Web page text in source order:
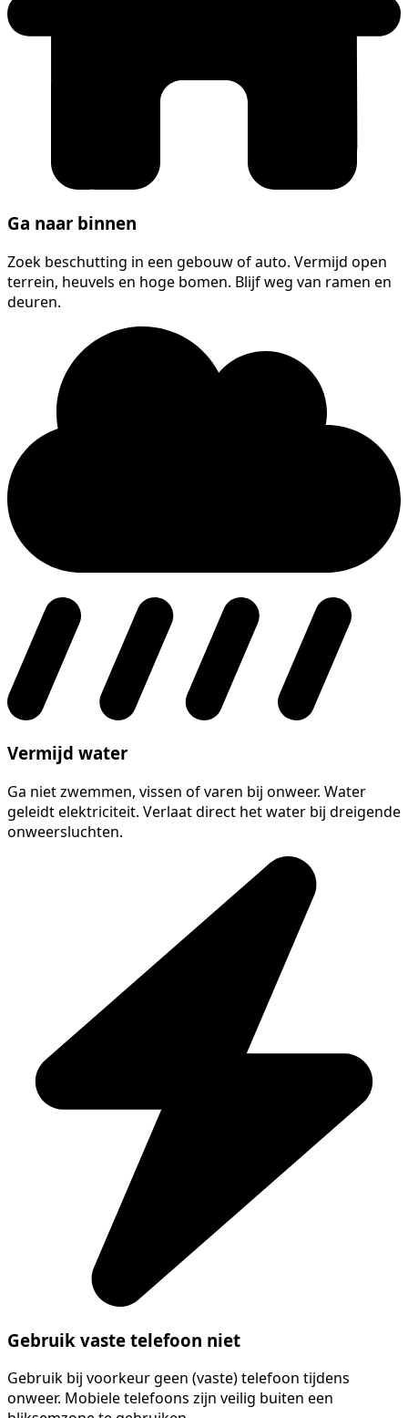
Ga naar binnen
Zoek beschutting in een gebouw of auto. Vermijd open
terrein, heuvels en hoge bomen. Blijf weg van ramen en
deuren.
Vermijd water
Ga niet zwemmen, vissen of varen bij onweer. Water
geleidt elektriciteit. Verlaat direct het water bij dreigende
onweersluchten.
Gebruik vaste telefoon niet
Gebruik bij voorkeur geen (vaste) telefoon tijdens
onweer. Mobiele telefoons zijn veilig buiten een